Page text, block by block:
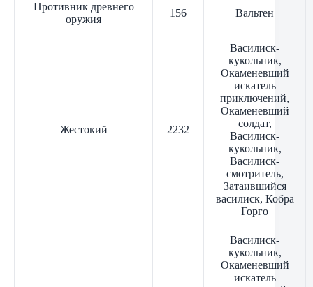
Противник древнего
оружия
156 Вальтен
Жестокий 2232
Василиск-
кукольник,
Окаменевший
искатель
приключений,
Окаменевший
солдат,
Василиск-
кукольник,
Василиск-
смотритель,
Затаившийся
василиск, Кобра
Горго
Василиск-
кукольник,
Окаменевший
искатель